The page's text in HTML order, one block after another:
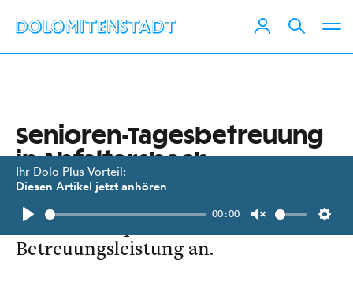
Ihr Dolo Plus Vorteil:
Diesen Artikel jetzt anhören
Play
00:00
Unmute
Senioren-Tagesbetreuung
in Abfaltersbach
Premiere in Osttirol. Sozialsprengel
bietet ab 1. April diese
Betreuungsleistung an.